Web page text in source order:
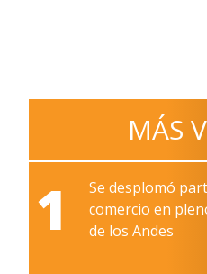
MÁS
1
Se desplomó
comercio en
de los Andes